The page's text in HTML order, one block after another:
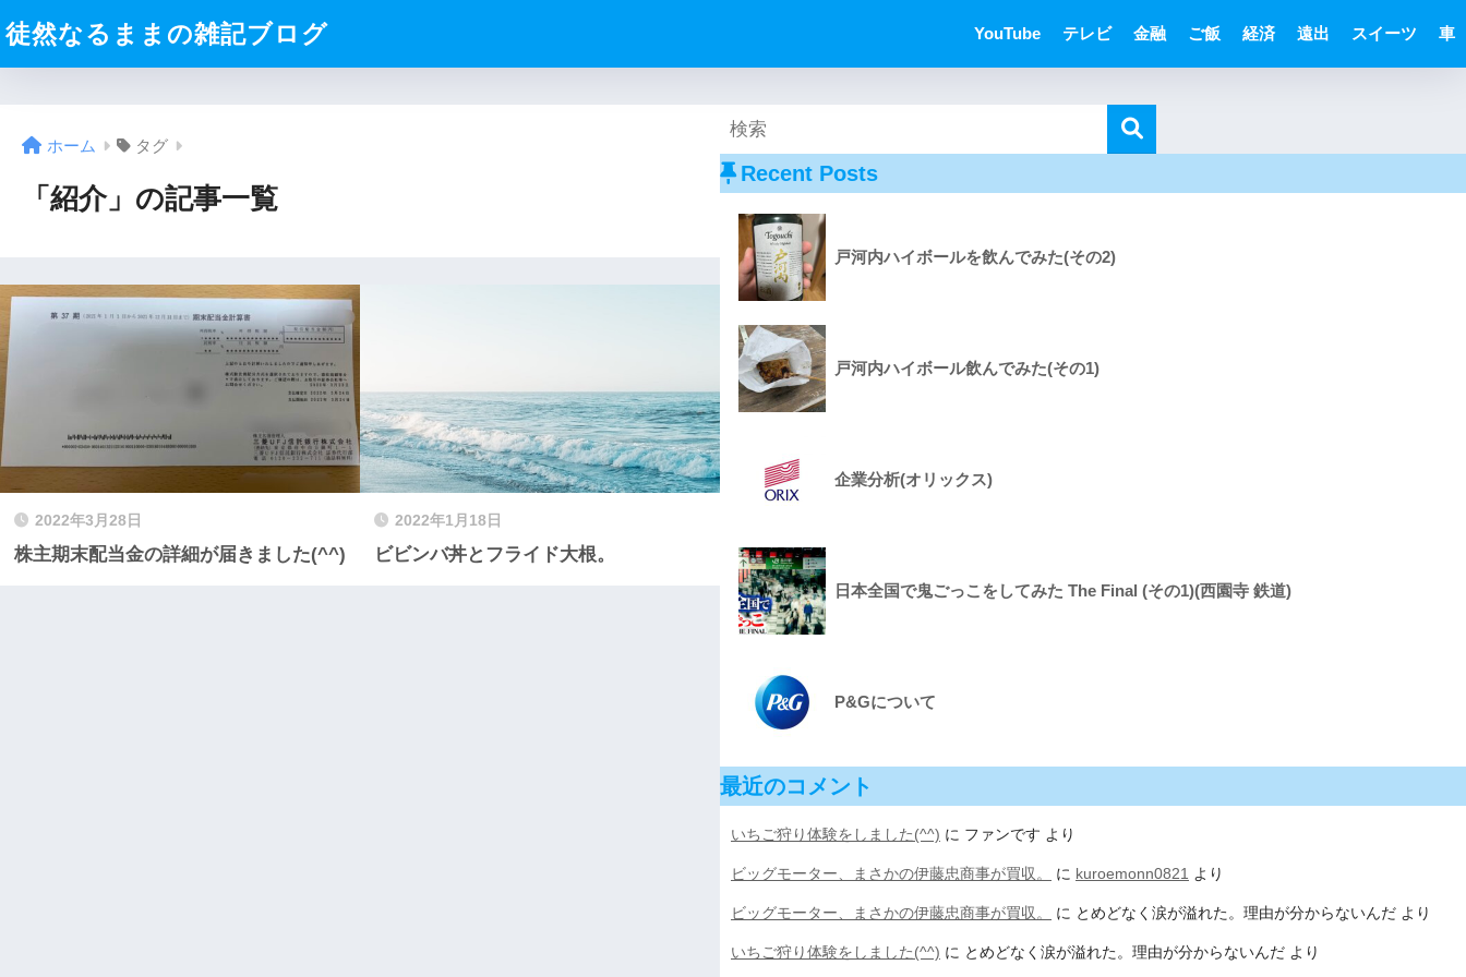
徒然なるままの雑記ブログ YouTube テレビ 金融 ご飯 経済 遠出 スイーツ 車
ホーム タグ
「紹介」の記事一覧
2022年3月28日
株主期末配当金の詳細が届きました(^^)
2022年1月18日
ビビンバ丼とフライド大根。
Recent Posts
戸河内ハイボールを飲んでみた(その2)
戸河内ハイボール飲んでみた(その1)
企業分析(オリックス)
日本全国で鬼ごっこをしてみた The Final (その1)(西園寺 鉄道)
P&Gについて
最近のコメント
いちご狩り体験をしました(^^) に ファンです より
ビッグモーター、まさかの伊藤忠商事が買収。 に kuroemonn0821 より
ビッグモーター、まさかの伊藤忠商事が買収。 に とめどなく涙が溢れた。理由が分からないんだ より
いちご狩り体験をしました(^^) に とめどなく涙が溢れた。理由が分からないんだ より